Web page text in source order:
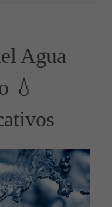
Agua
💧